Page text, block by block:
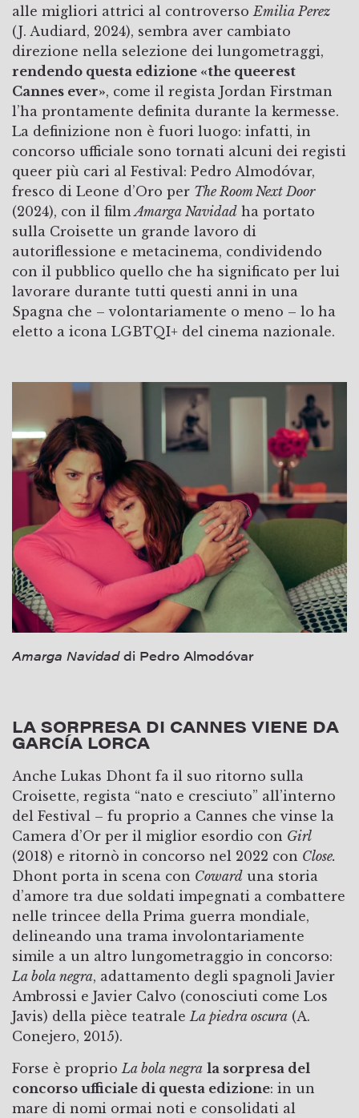
alle migliori attrici al controverso Emilia Perez
(J. Audiard, 2024), sembra aver cambiato
direzione nella selezione dei lungometraggi,
rendendo questa edizione «the queerest
Cannes ever», come il regista Jordan Firstman
l’ha prontamente definita durante la kermesse.
La definizione non è fuori luogo: infatti, in
concorso ufficiale sono tornati alcuni dei registi
queer più cari al Festival: Pedro Almodóvar,
fresco di Leone d’Oro per The Room Next Door
(2024), con il filmAmarga Navidad ha portato
sulla Croisette un grande lavoro di
autoriflessione e metacinema, condividendo
con il pubblico quello che ha significato per lui
lavorare durante tutti questi anni in una
Spagna che – volontariamente o meno – lo ha
eletto a icona LGBTQI+ del cinema nazionale.
Amarga Navidaddi Pedro Almodóvar
LA SORPRESA DI CANNES VIENE DA
GARCÍA LORCA
Anche Lukas Dhont fa il suo ritorno sulla
Croisette, regista “nato e cresciuto” all’interno
del Festival – fu proprio a Cannes che vinse la
Camera d’Or per il miglior esordio con Girl
(2018) e ritornò in concorso nel 2022 con Close.
Dhont porta in scena con Coward una storia
d’amore tra due soldati impegnati a combattere
nelle trincee della Prima guerra mondiale,
delineando una trama involontariamente
simile a un altro lungometraggio in concorso:
La bola negra, adattamento degli spagnoli Javier
Ambrossi e Javier Calvo (conosciuti come Los
Javis) della pièce teatraleLa piedra oscura (A.
Conejero, 2015).
Forse è proprioLa bola negra la sorpresa del
concorso ufficiale di questa edizione: in un
mare di nomi ormai noti e consolidati al